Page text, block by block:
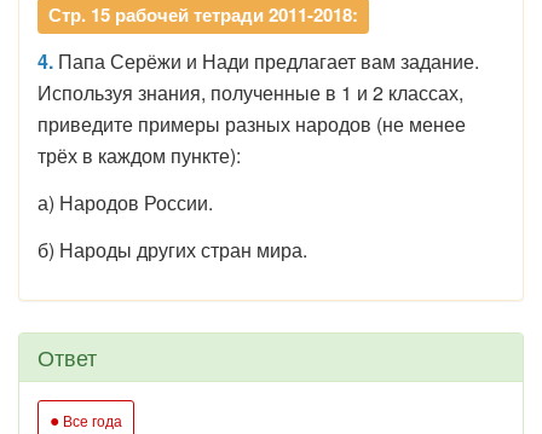
Стр. 15 рабочей тетради 2011-2018:
4. Папа Серёжи и Нади предлагает вам задание.
Используя знания, полученные в 1 и 2 классах,
приведите примеры разных народов (не менее
трёх в каждом пункте):
а) Народов России.
б) Народы других стран мира.
Ответ
● Все года